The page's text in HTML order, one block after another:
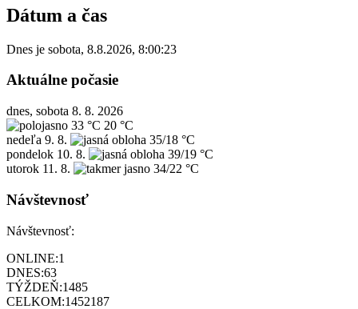
Dátum a čas
Dnes je sobota, 8.8.2026, 8:00:23
Aktuálne počasie
dnes, sobota 8. 8. 2026
33 °C 20 °C
nedeľa 9. 8.
35/18 °C
pondelok 10. 8.
39/19 °C
utorok 11. 8. 34/22 °C
Návštevnosť
Návštevnosť:
ONLINE:1
DNES:63
TÝŽDEŇ:1485
CELKOM:1452187